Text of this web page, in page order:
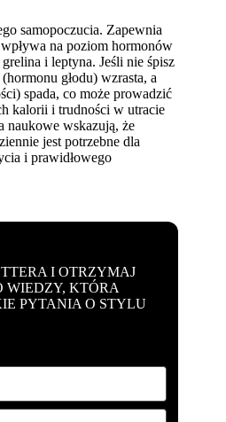
samopoczucia. Zapewnia
na poziom hormonów
i leptyna. Jeśli nie śpisz
głodu) wzrasta, a
spada, co może prowadzić
kalorii i trudności w utracie
naukowe wskazują, że
jest potrzebne dla
i prawidłowego
I OTRZYMAJ
WIEDZY, KTÓRA
PYTANIA O STYLU